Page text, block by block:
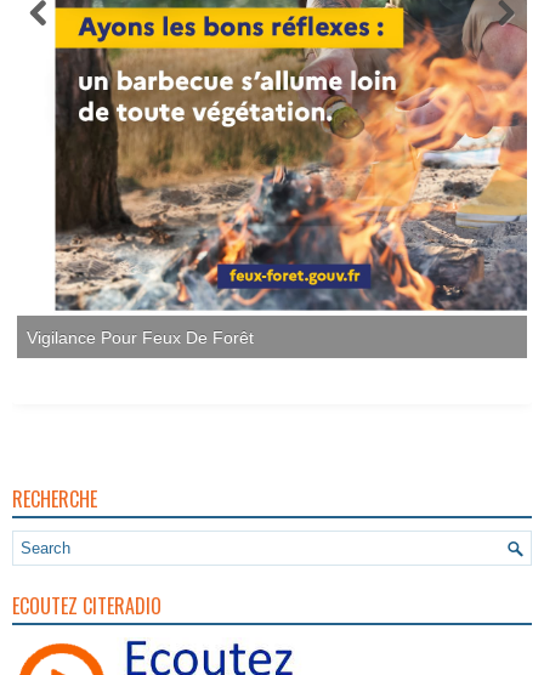
Vigilance Pour Feux De Forêt
RECHERCHE
ECOUTEZ CITERADIO